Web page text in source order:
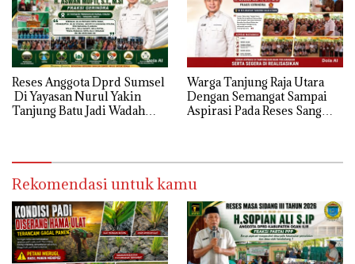
Reses Anggota Dprd Sumsel
Di Yayasan Nurul Yakin
Tanjung Batu Jadi Wadah
Warga Tanjung Raja Utara
Dengan Semangat Sampai
Aspirasi Pada Reses Sang
Segera di realisaikan
Rekomendasi untuk kamu